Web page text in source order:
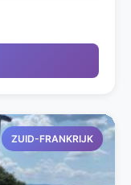
ZUID-FRANKRIJK